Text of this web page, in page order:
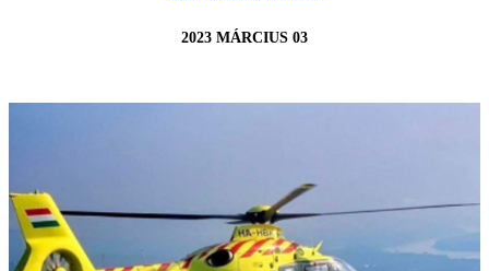
2023 MÁRCIUS 03